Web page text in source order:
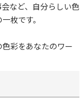
など、自分らしい色
枚です。
彩をあなたのワー